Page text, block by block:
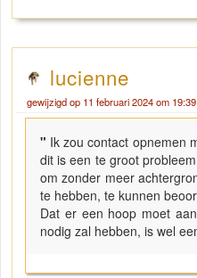
lucienne
gewijzigd op 11 februari 2024 om 19:39
" Ik zou contact opnemen
dit is een te groot
om zonder meer
te hebben, te kunnen
Dat er een hoop moet
nodig zal hebben, is wel